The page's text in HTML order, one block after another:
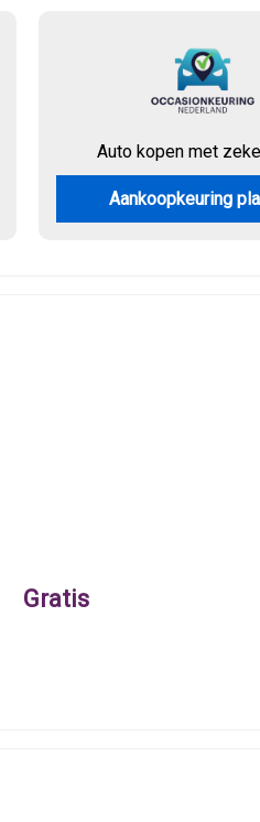
Auto kopen met
Aankoopkeuring
Gratis